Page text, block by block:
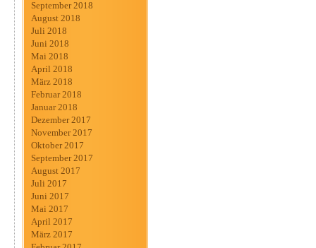
September 2018
August 2018
Juli 2018
Juni 2018
Mai 2018
April 2018
März 2018
Februar 2018
Januar 2018
Dezember 2017
November 2017
Oktober 2017
September 2017
August 2017
Juli 2017
Juni 2017
Mai 2017
April 2017
März 2017